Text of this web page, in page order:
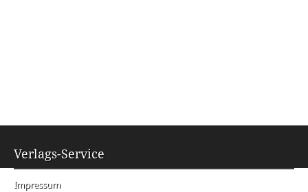
Verlags-Service
Impressum